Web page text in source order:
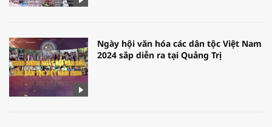
Ngày hội văn hóa các dân tộc Việt Nam
2024 sắp diễn ra tại Quảng Trị